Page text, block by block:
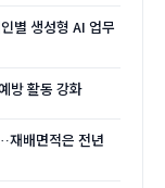
별 생성형 AI 업무
방 활동 강화
재배면적은 전년